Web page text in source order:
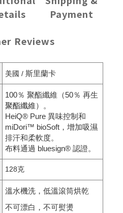
Payment
Reviews
美國 / 斯里蘭卡
100％ 聚酯纖維（50％ 再生
聚酯纖維）。
HeiQ® Pure 異味控制和
miDori™ bioSoft，增加吸濕
排汗和柔軟度。
布料通過 bluesign® 認證。
128克
溫水機洗，低溫滾筒烘乾
不可漂白，不可熨燙